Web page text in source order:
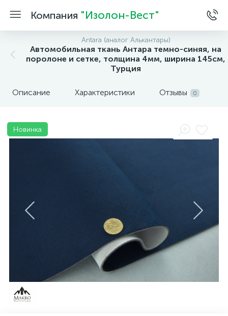
Компания "Изолон-Вест"
Antara (аналог Алькантары)
Автомобильная ткань Антара темно-синяя, на
поролоне и сетке, толщина 4мм, ширина 145см,
Турция
Описание Характеристики Отзывы 0
Новинка